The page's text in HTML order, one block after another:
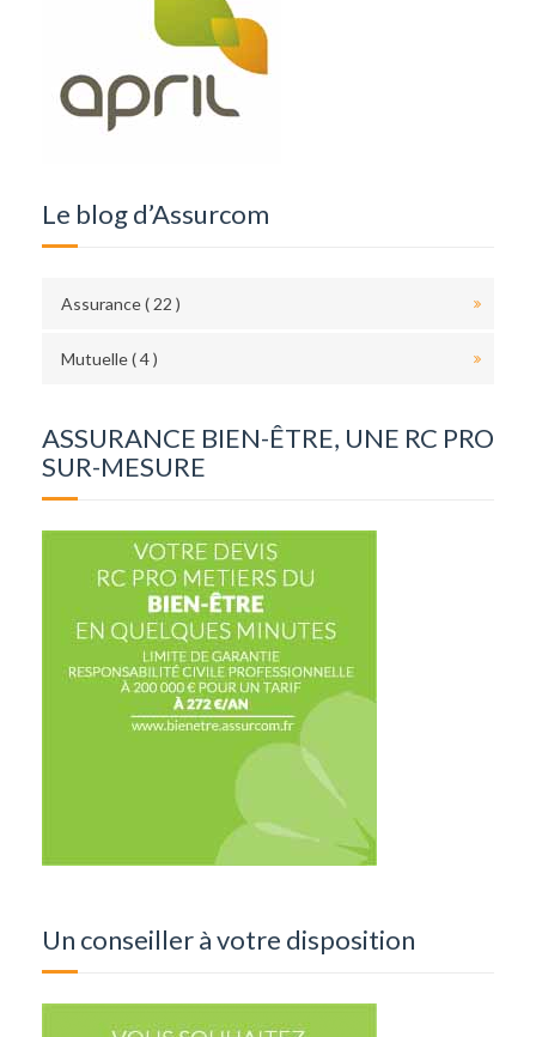
Le blog d’Assurcom
Assurance ( 22 )
Mutuelle ( 4 )
ASSURANCE BIEN-ÊTRE, UNE RC PRO
SUR-MESURE
Un conseiller à votre disposition